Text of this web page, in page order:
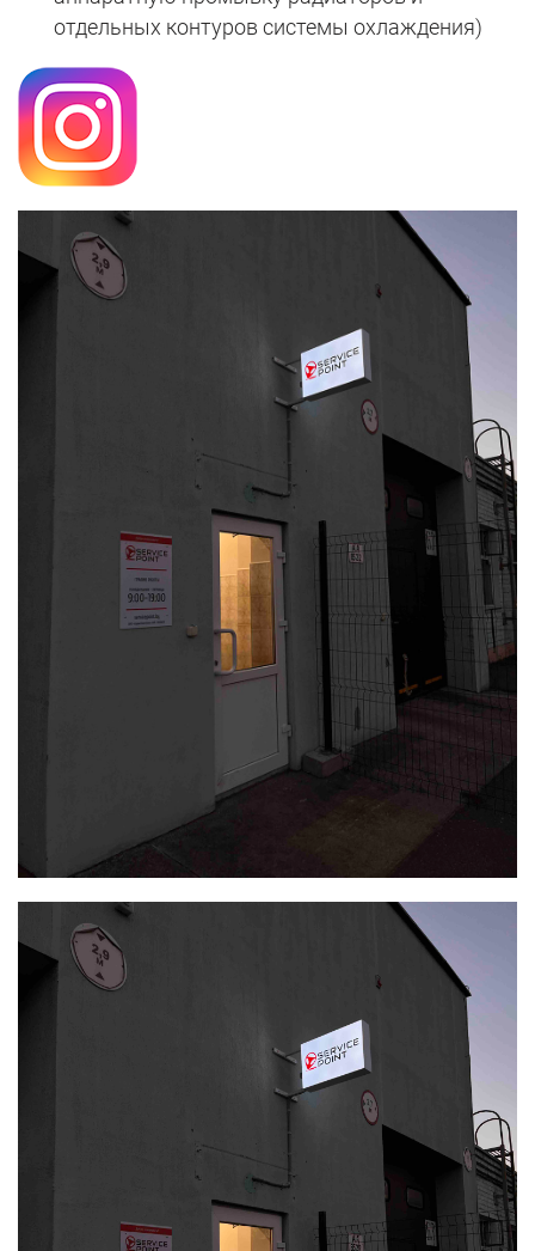
отдельных контуров системы охлаждения)